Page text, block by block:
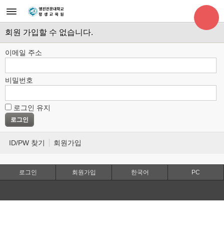
회원 가입할 수 없습니다.
이메일 주소
비밀번호
로그인 유지
ID/PW 찾기 회원가입
로그인 회원가입 한국어 PC